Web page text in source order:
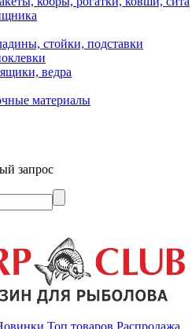
стойки, подставки
ведра
материалы
запрос
Топ товаров Распродажа